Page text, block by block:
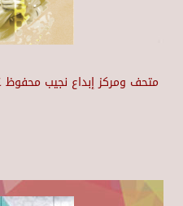
متحف ومركز إبداع نجيب محفوظ ١١٤ عاماً على ميلاد صاحب الثلاثية